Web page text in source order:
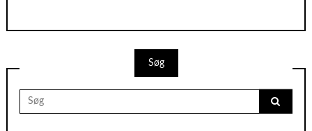
Søg
for: